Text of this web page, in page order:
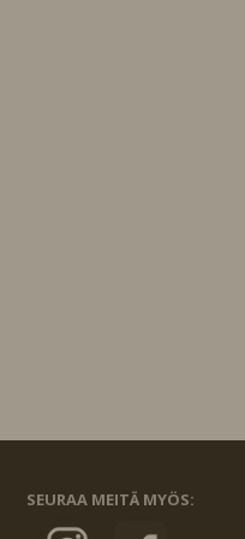
SEURAA MEITÄ MYÖS: